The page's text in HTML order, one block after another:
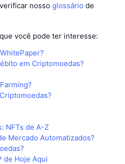
nosso glossário de
você pode ter interesse:
em Criptomoedas?
NFTs de A-Z
Mercado Automatizados?
de Hoje Aqui